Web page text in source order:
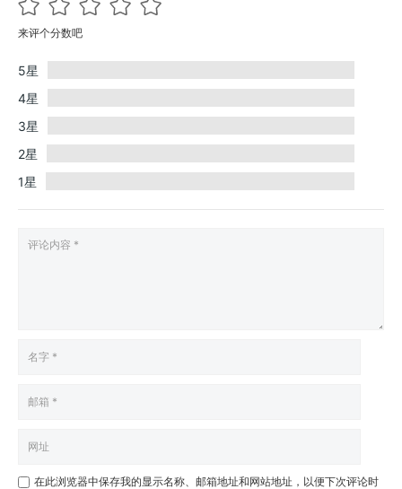
来评个分数吧
5星
4星
3星
2星
1星
在此浏览器中保存我的显示名称、邮箱地址和网站地址，以便下次评论时